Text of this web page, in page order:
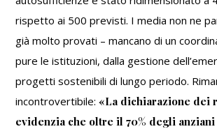
rispetto ai 500 previsti. I media non ne
già molto provati – mancano di un
pure le istituzioni, dalla gestione
progetti sostenibili di lungo periodo.
incontrovertibile:«La dichiarazione dei
evidenzia che oltre il 70% degli